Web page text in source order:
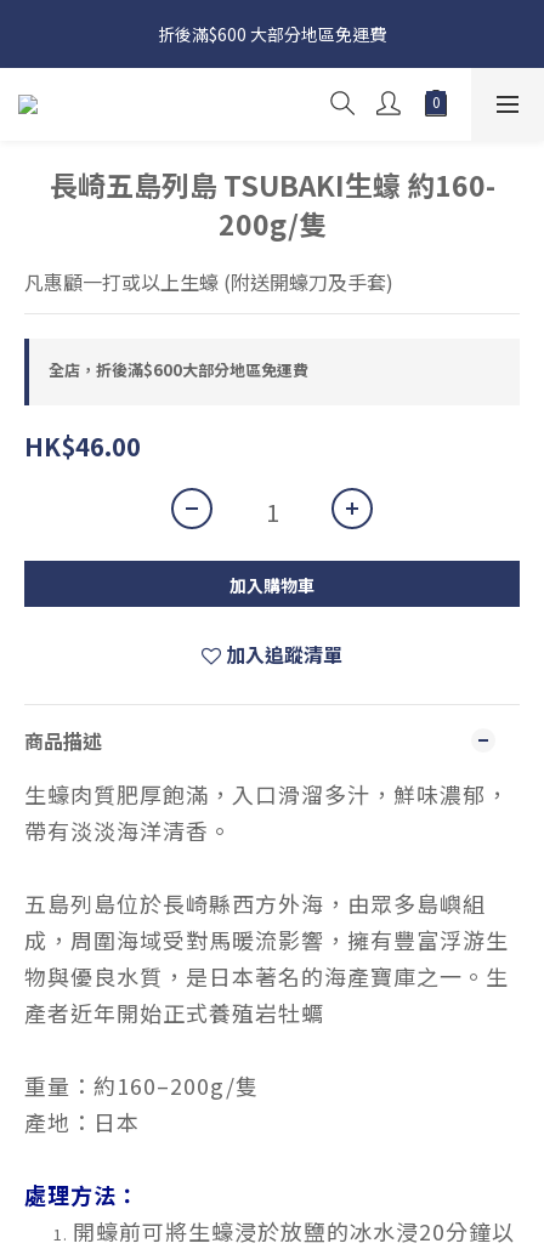
日本接近假期，貨源較不穩定；如想在 8 月 11 日至 8 月 15 日收
貨，請務必於 8 月 10 日前落單
折後滿$600 大部分地區免運費
日本接近假期，貨源較不穩定；如想在 8 月 11 日至 8 月 15 日收
貨，請務必於 8 月 10 日前落單
長崎五島列島 TSUBAKI生蠔 約160-
200g/隻
凡惠顧一打或以上生蠔 (附送開蠔刀及手套)
全店，折後滿$600大部分地區免運費
HK$46.00
加入購物車
加入追蹤清單
商品描述
生蠔肉質肥厚飽滿，入口滑溜多汁，鮮味濃郁，
帶有淡淡海洋清香。
五島列島位於長崎縣西方外海，由眾多島嶼組
成，周圍海域受對馬暖流影響，擁有豐富浮游生
物與優良水質，是日本著名的海產寶庫之一。生
產者近年開始正式養殖岩牡蠣
重量：約160–200g/隻
產地：日本
處理方法：
開蠔前可將生蠔浸於放鹽的冰水浸20分鐘以